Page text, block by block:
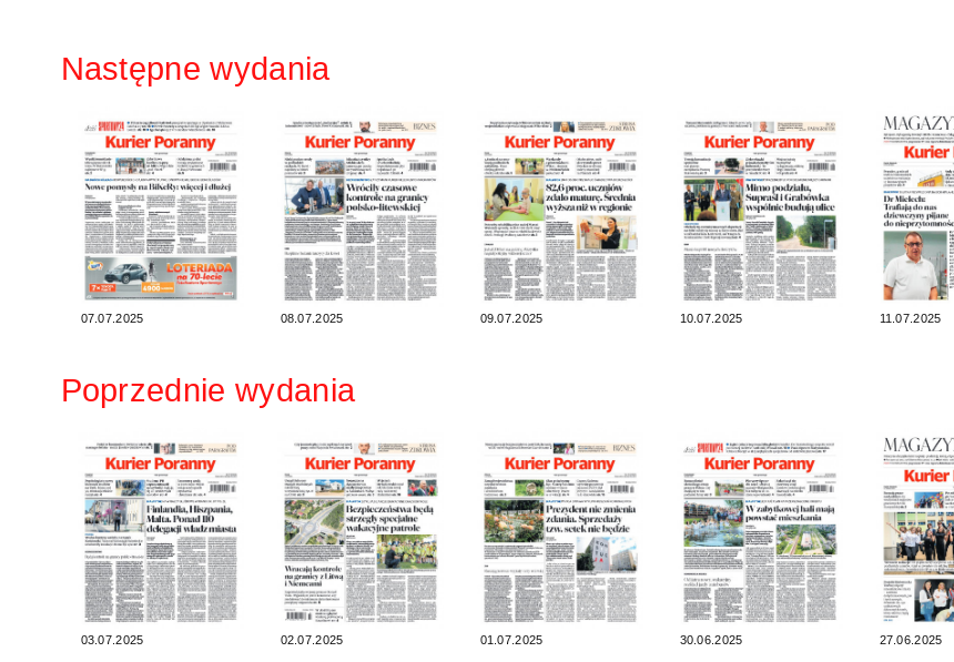
Następne wydania
07.07.2025 08.07.2025 09.07.2025 10.07.2025 11.07.2025
Poprzednie wydania
03.07.2025 02.07.2025 01.07.2025 30.06.2025 27.06.2025